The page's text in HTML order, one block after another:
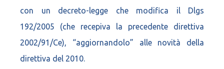
con un decreto-legge che modifica il Dlgs
192/2005 (che recepiva la precedente direttiva
2002/91/Ce), “aggiornandolo” alle novità della
direttiva del 2010.